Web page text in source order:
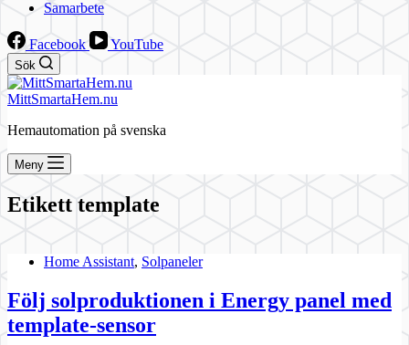
Samarbete
Facebook YouTube
Sök
MittSmartaHem.nu
Hemautomation på svenska
Meny
Etikett template
Home Assistant, Solpaneler
Följ solproduktionen i Energy panel med
template-sensor